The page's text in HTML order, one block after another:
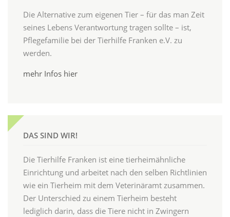
Die Alternative zum eigenen Tier – für das man Zeit
seines Lebens Verantwortung tragen sollte – ist,
Pflegefamilie bei der Tierhilfe Franken e.V. zu
werden.
mehr Infos hier
DAS SIND WIR!
Die Tierhilfe Franken ist eine tierheimähnliche
Einrichtung und arbeitet nach den selben Richtlinien
wie ein Tierheim mit dem Veterinäramt zusammen.
Der Unterschied zu einem Tierheim besteht
lediglich darin, dass die Tiere nicht in Zwingern